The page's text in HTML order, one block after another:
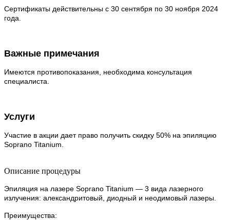
Сертификаты действительны с 30 сентября по 30 ноября 2024
года.
Важные примечания
Имеются противопоказания, необходима консультация
специалиста.
Услуги
Участие в акции дает право получить скидку 50% на эпиляцию
Soprano Titanium.
Описание процедуры
Эпиляция на лазере Soprano Titanium — 3 вида лазерного
излучения: александритовый, диодный и неодимовый лазеры.
Преимущества: